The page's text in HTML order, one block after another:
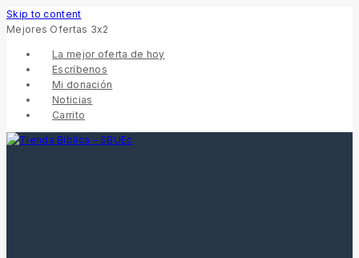
Skip to content
Mejores Ofertas 3x2
La mejor oferta de hoy
Escríbenos
Mi donación
Noticias
Carrito